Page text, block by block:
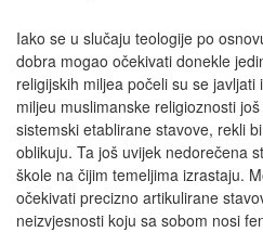
Iako se u slučaju teologije po
dobra mogao očekivati donekle
religijskih miljea počeli su se
miljeu muslimanske religioznosti
sistemski etablirane stavove, rekli
oblikuju. Ta još uvijek nedorečena
škole na čijim temeljima izrastaju.
očekivati precizno artikulirane
neizvjesnosti koju sa sobom nosi